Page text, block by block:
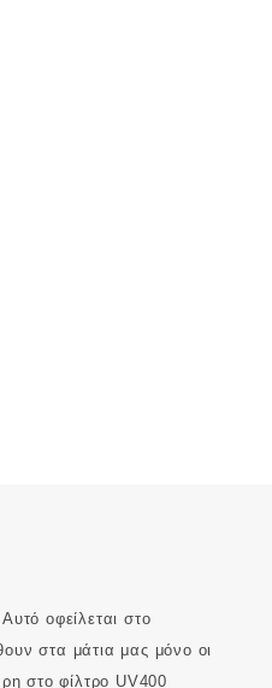
οφείλεται στο
στα μάτια μας μόνο οι
στο φίλτρο UV400